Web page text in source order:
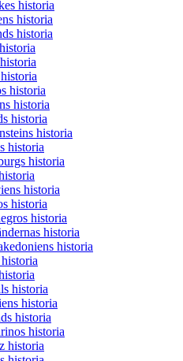
historia
historia
historia
historia
historia
historia
historia
historia
historia
historia
historia
historia
historia
historia
historia
historia
historia
historia
historia